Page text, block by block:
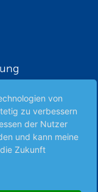
von
zu verbessern
der Nutzer
und kann meine
Zukunft